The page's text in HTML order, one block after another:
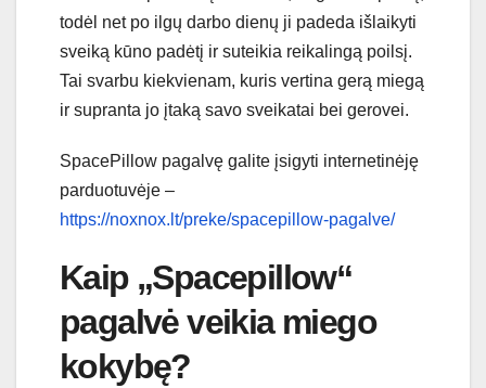
todėl net po ilgų darbo dienų ji padeda išlaikyti
sveiką kūno padėtį ir suteikia reikalingą poilsį.
Tai svarbu kiekvienam, kuris vertina gerą miegą
ir supranta jo įtaką savo sveikatai bei gerovei.
SpacePillow pagalvę galite įsigyti internetinėję
parduotuvėje –
https://noxnox.lt/preke/spacepillow-pagalve/
Kaip „Spacepillow“
pagalvė veikia miego
kokybę?